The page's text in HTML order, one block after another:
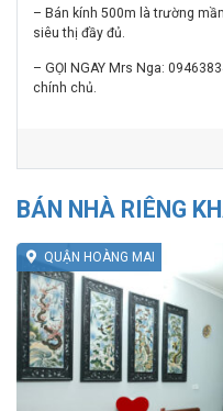
– Bán kính 500m là trường
siêu thị đầy đủ.
– GỌI NGAY Mrs Nga:
chính chủ.
BÁN NHÀ RIÊNG
QUẬN HOÀNG MAI